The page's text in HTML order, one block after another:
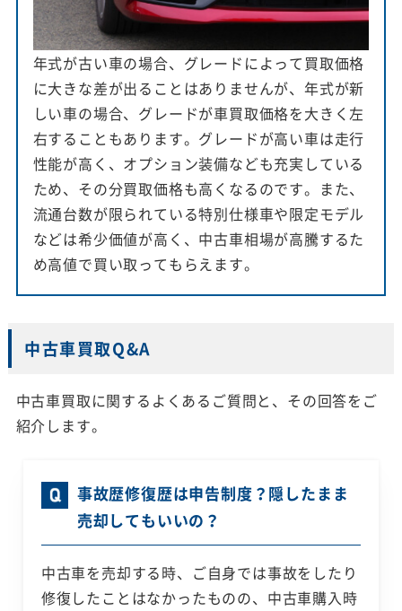
年式が古い車の場合、グレードによって買取価格
に大きな差が出ることはありませんが、年式が新
しい車の場合、グレードが車買取価格を大きく左
右することもあります。グレードが高い車は走行
性能が高く、オプション装備なども充実している
ため、その分買取価格も高くなるのです。また、
流通台数が限られている特別仕様車や限定モデル
などは希少価値が高く、中古車相場が高騰するた
め高値で買い取ってもらえます。
中古車買取Q&A
中古車買取に関するよくあるご質問と、その回答をご
紹介します。
事故歴修復歴は申告制度？隠したまま
売却してもいいの？
中古車を売却する時、ご自身では事故をしたり
修復したことはなかったものの、中古車購入時